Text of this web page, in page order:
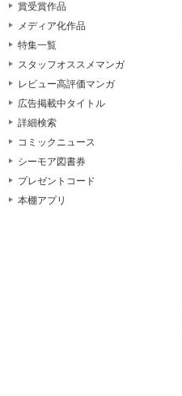
賞受賞作品
メディア化作品
特集一覧
スタッフオススメマンガ
レビュー高評価マンガ
広告掲載中タイトル
詳細検索
コミックニュース
シーモア図書券
プレゼントコード
本棚アプリ